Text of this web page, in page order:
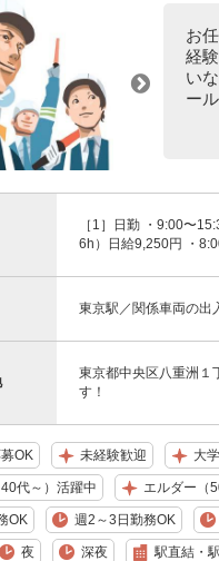
お
経
い
ー
［1］日勤 ・9:00〜
6h）日給9,250円 ・
東京駅／関係車両の出
東京都中央区八重洲１
す！
OK 未経験歓迎 大
代～）活躍中 エルダー（
OK 週2～3日勤務OK
夜 深夜 駅直結・